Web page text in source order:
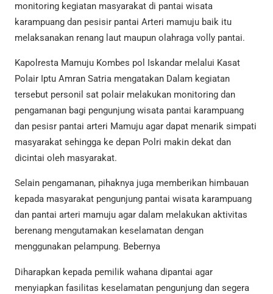
monitoring kegiatan masyarakat di pantai wisata
karampuang dan pesisir pantai Arteri mamuju baik itu
melaksanakan renang laut maupun olahraga volly pantai.
Kapolresta Mamuju Kombes pol Iskandar melalui Kasat
Polair Iptu Amran Satria mengatakan Dalam kegiatan
tersebut personil sat polair melakukan monitoring dan
pengamanan bagi pengunjung wisata pantai karampuang
dan pesisr pantai arteri Mamuju agar dapat menarik simpati
masyarakat sehingga ke depan Polri makin dekat dan
dicintai oleh masyarakat.
Selain pengamanan, pihaknya juga memberikan himbauan
kepada masyarakat pengunjung pantai wisata karampuang
dan pantai arteri mamuju agar dalam melakukan aktivitas
berenang mengutamakan keselamatan dengan
menggunakan pelampung. Bebernya
Diharapkan kepada pemilik wahana dipantai agar
menyiapkan fasilitas keselamatan pengunjung dan segera